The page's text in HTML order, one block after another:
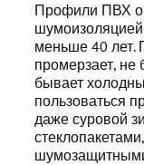
Профили ПВХ
меньше 40 лет.
промерзает, не
бывает
пользоваться
даже суровой